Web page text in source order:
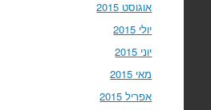
אוגוסט 2015
יולי 2015
יוני 2015
מאי 2015
אפריל 2015